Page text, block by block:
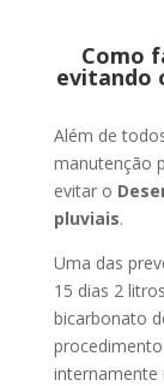
Como
evitando
Além de
manutenção
evitar o
pluviais.
Uma das
15 dias 2
bicarbonato
internamente